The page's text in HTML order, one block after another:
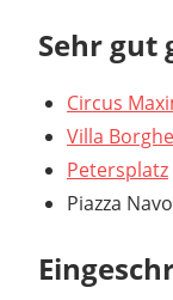
Sehr gut
Circus
Villa
Petersplatz
Piazza